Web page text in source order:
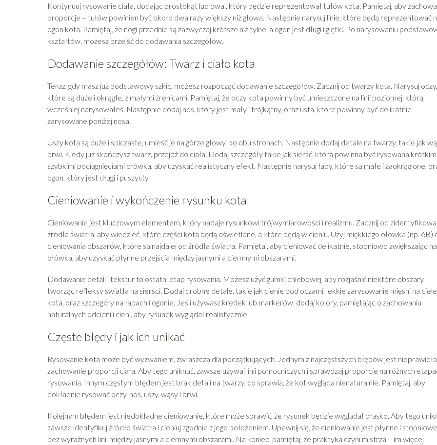
Kontynuuj rysowanie ciała, dodając prostokąt lub owal, który będzie reprezentował tułów kota. Pamiętaj, aby
proporcje – tułów powinien być około dwa razy większy niż głowa. Następnie narysuj linie, które będą reprezentować
ogon kota. Pamiętaj, że nogi przednie są zazwyczaj krótsze niż tylne, a ogon jest długi i giętki. Po narysowaniu
kształtów, możesz przejść do dodawania szczegółów.
Dodawanie szczegółów: Twarz i ciało kota
Teraz, gdy masz już podstawowy szkic, możesz rozpocząć dodawanie szczegółów. Zacznij od twarzy kota. Narysuj oczy,
które są duże i okrągłe, z małymi źrenicami. Pamiętaj, że oczy kota powinny być umieszczone na linii poziomej, którą
wcześniej narysowałeś. Następnie dodaj nos, który jest mały i trójkątny, oraz usta, które powinny być delikatnie
zarysowane poniżej nosa.
Uszy kota są duże i spiczaste, umieść je na górze głowy, po obu stronach. Następnie dodaj detale na twarzy, takie jak
brwi. Kiedy już skończysz twarz, przejdź do ciała. Dodaj szczegóły takie jak sierść, która powinna być rysowana
szybkimi pociągnięciami ołówka, aby uzyskać realistyczny efekt. Następnie narysuj łapy, które są małe i zaokrąglone,
ogon, który jest długi i puszysty.
Cieniowanie i wykończenie rysunku kota
Cieniowanie jest kluczowym elementem, który nadaje rysunkowi trójwymiarowości i realizmu. Zacznij od
źródła światła, aby wiedzieć, które części kota będą oświetlone, a które będą w cieniu. Użyj miękkiego ołówka (np. 6B)
cieniowania obszarów, które są najdalej od źródła światła. Pamiętaj, aby cieniować delikatnie, stopniowo zwiększając
ołówka, aby uzyskać płynne przejścia między jasnymi a ciemnymi obszarami.
Dodawanie detali i tekstur to ostatni etap rysowania. Możesz użyć gumki chlebowej, aby rozjaśnić niektóre obszary,
tworząc refleksy światła na sierści. Dodaj drobne detale, takie jak cienie pod oczami, lekkie zarysowanie mięśni na ciele
kota, oraz szczegóły na łapach i ogonie. Jeśli używasz kredek lub markerów, dodaj kolory, pamiętając o zachowaniu
naturalnych odcieni i cieni, aby rysunek wyglądał realistycznie.
Częste błędy i jak ich unikać
Rysowanie kota może być wyzwaniem, zwłaszcza dla początkujących. Jednym z najczęstszych błędów jest
zachowanie proporcji ciała. Aby tego uniknąć, zawsze używaj linii pomocniczych i sprawdzaj proporcje na różnych
rysowania. Innym częstym błędem jest brak detali na twarzy, co sprawia, że kot wygląda nienaturalnie. Pamiętaj, aby
dokładnie rysować oczy, nos, uszy, wąsy i brwi.
Kolejnym błędem jest niedokładne cieniowanie, które może sprawić, że rysunek będzie wyglądał płasko. Aby tego
zawsze identyfikuj źródło światła i cieniuj zgodnie z jego położeniem. Upewnij się, że cieniowanie jest płynne i
bez wyraźnych linii między jasnymi a ciemnymi obszarami. Na koniec, pamiętaj, że praktyka czyni mistrza – im więcej